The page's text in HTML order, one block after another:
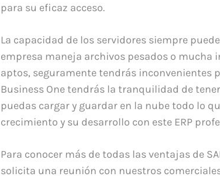
para su eficaz acceso.
La capacidad de los servidores siempre
empresa maneja archivos pesados o mucha
aptos, seguramente tendrás inconvenientes
Business One tendrás la tranquilidad de
puedas cargar y guardar en la nube todo lo
crecimiento y su desarrollo con este ERP
Para conocer más de todas las ventajas de
solicita una reunión con nuestros